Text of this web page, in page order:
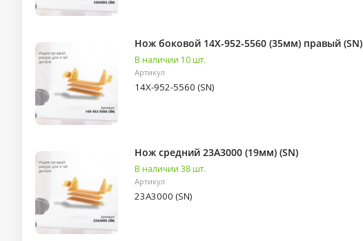
Нож боковой 14X-952-5560 (35мм) правый (SN)
В наличии 10 шт.
Артикул
14X-952-5560 (SN)
Нож средний 23A3000 (19мм) (SN)
В наличии 38 шт.
Артикул
23A3000 (SN)